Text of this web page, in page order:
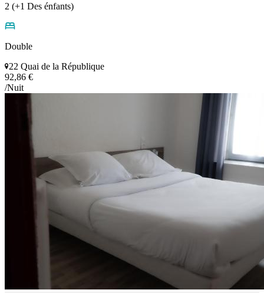
2 (+1 Des énfants)
Double
22 Quai de la République
92,86 €
/Nuit